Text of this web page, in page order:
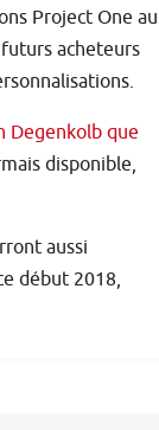
Project One au
acheteurs
Degenkolb que
disponible,
aussi
début 2018,